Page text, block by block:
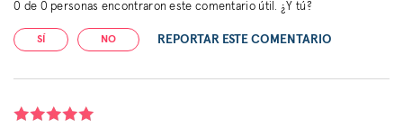
0 de 0 personas encontraron este comentario útil. ¿Y tú?
SÍ NO REPORTAR ESTE COMENTARIO